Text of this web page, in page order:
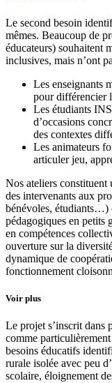
Le second besoin
mêmes. Beaucoup de
éducateurs) souhaitent
inclusives, mais n’ont
Les enseignants
pour différencier
Les étudiants
d’occasions
des contextes
Les animateurs
articuler jeu,
Nos ateliers
des intervenants aux
bénévoles, étudiants…)
pédagogiques en petits
en compétences
ouverture sur la
dynamique de
fonctionnement
Voir plus
Le projet s’inscrit dans
comme
besoins éducatifs
rurale isolée avec peu
scolaire, éloignement